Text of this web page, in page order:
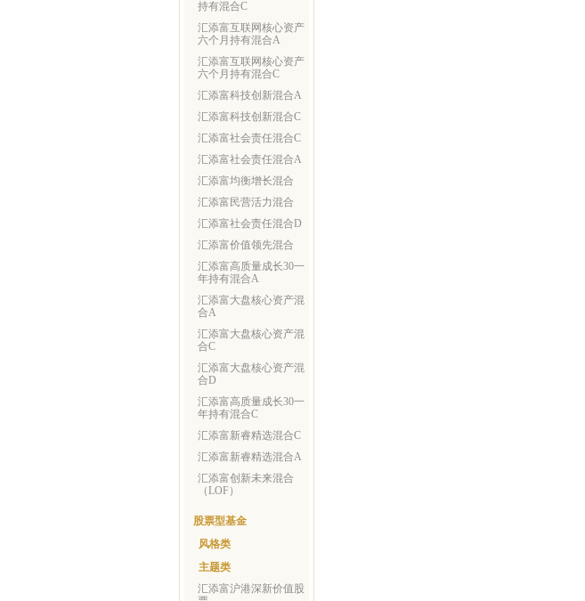
持有混合C
汇添富互联网核心资产
六个月持有混合A
汇添富互联网核心资产
六个月持有混合C
汇添富科技创新混合A
汇添富科技创新混合C
汇添富社会责任混合C
汇添富社会责任混合A
汇添富均衡增长混合
汇添富民营活力混合
汇添富社会责任混合D
汇添富价值领先混合
汇添富高质量成长30一
年持有混合A
汇添富大盘核心资产混
合A
汇添富大盘核心资产混
合C
汇添富大盘核心资产混
合D
汇添富高质量成长30一
年持有混合C
汇添富新睿精选混合C
汇添富新睿精选混合A
汇添富创新未来混合
（LOF）
股票型基金
风格类
主题类
汇添富沪港深新价值股